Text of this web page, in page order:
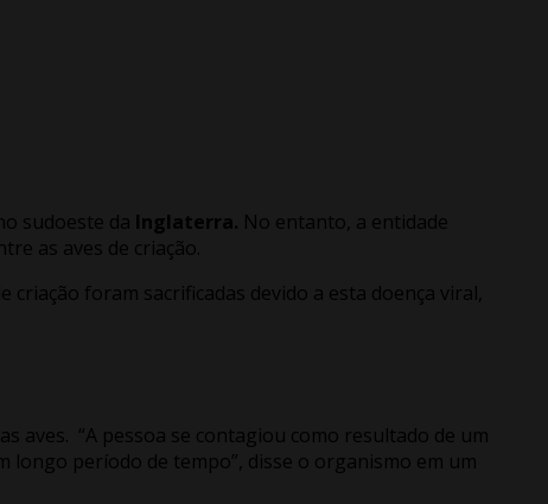
sudoeste da Inglaterra. No entanto, a entidade
as aves de criação.
foram sacrificadas devido a esta doença viral,
aves. “A pessoa se contagiou como resultado de um
período de tempo”, disse o organismo em um